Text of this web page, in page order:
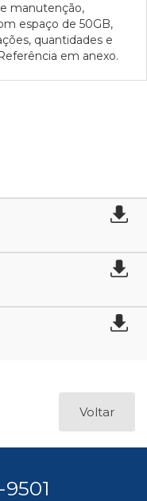
manutenção,
espaço de 50GB,
quantidades e
em anexo.
Voltar